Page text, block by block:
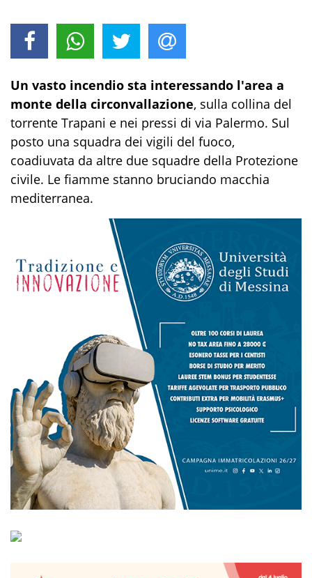
Un vasto incendio sta interessando l'area a
monte della circonvallazione, sulla collina del
torrente Trapani e nei pressi di via Palermo. Sul
posto una squadra dei vigili del fuoco,
coadiuvata da altre due squadre della Protezione
civile. Le fiamme stanno bruciando macchia
mediterranea.